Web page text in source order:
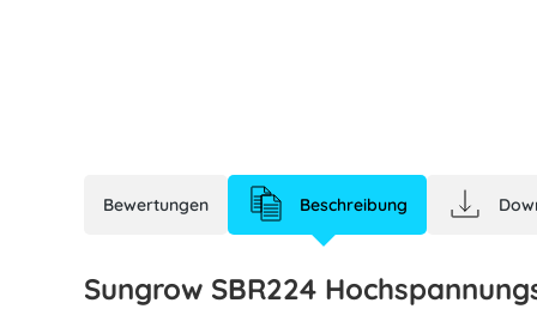
Bewertungen Beschreibung
Sungrow SBR224